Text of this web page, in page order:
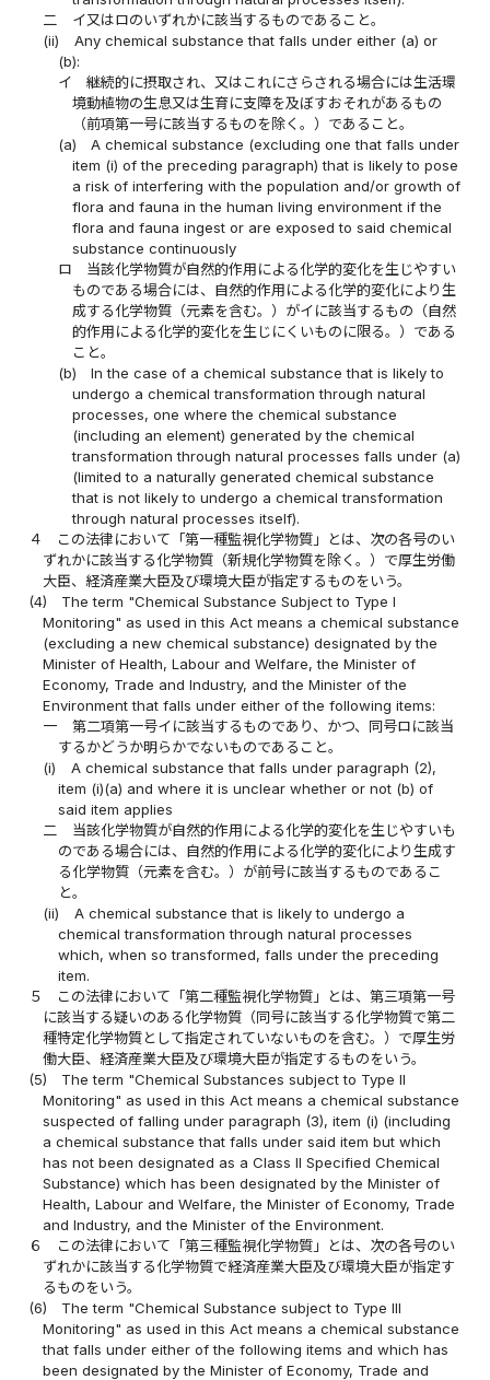
二
イ又はロのいずれかに該当するものであること。
(ii)
Any chemical substance that falls under either (a) or
(b):
イ
継続的に摂取され、又はこれにさらされる場合には生活環
境動植物の生息又は生育に支障を及ぼすおそれがあるもの
（前項第一号に該当するものを除く。）であること。
(a)
A chemical substance (excluding one that falls under
item (i) of the preceding paragraph) that is likely to pose
a risk of interfering with the population and/or growth of
flora and fauna in the human living environment if the
flora and fauna ingest or are exposed to said chemical
substance continuously
ロ
当該化学物質が自然的作用による化学的変化を生じやすい
ものである場合には、自然的作用による化学的変化により生
成する化学物質（元素を含む。）がイに該当するもの（自然
的作用による化学的変化を生じにくいものに限る。）である
こと。
(b)
In the case of a chemical substance that is likely to
undergo a chemical transformation through natural
processes, one where the chemical substance
(including an element) generated by the chemical
transformation through natural processes falls under (a)
(limited to a naturally generated chemical substance
that is not likely to undergo a chemical transformation
through natural processes itself).
４
この法律において「第一種監視化学物質」とは、次の各号のい
ずれかに該当する化学物質（新規化学物質を除く。）で厚生労働
大臣、経済産業大臣及び環境大臣が指定するものをいう。
(4)
The term "Chemical Substance Subject to Type I
Monitoring" as used in this Act means a chemical substance
(excluding a new chemical substance) designated by the
Minister of Health, Labour and Welfare, the Minister of
Economy, Trade and Industry, and the Minister of the
Environment that falls under either of the following items:
一
第二項第一号イに該当するものであり、かつ、同号ロに該当
するかどうか明らかでないものであること。
(i)
A chemical substance that falls under paragraph (2),
item (i)(a) and where it is unclear whether or not (b) of
said item applies
二
当該化学物質が自然的作用による化学的変化を生じやすいも
のである場合には、自然的作用による化学的変化により生成す
る化学物質（元素を含む。）が前号に該当するものであるこ
と。
(ii)
A chemical substance that is likely to undergo a
chemical transformation through natural processes
which, when so transformed, falls under the preceding
item.
５
この法律において「第二種監視化学物質」とは、第三項第一号
に該当する疑いのある化学物質（同号に該当する化学物質で第二
種特定化学物質として指定されていないものを含む。）で厚生労
働大臣、経済産業大臣及び環境大臣が指定するものをいう。
(5)
The term "Chemical Substances subject to Type II
Monitoring" as used in this Act means a chemical substance
suspected of falling under paragraph (3), item (i) (including
a chemical substance that falls under said item but which
has not been designated as a Class II Specified Chemical
Substance) which has been designated by the Minister of
Health, Labour and Welfare, the Minister of Economy, Trade
and Industry, and the Minister of the Environment.
６
この法律において「第三種監視化学物質」とは、次の各号のい
ずれかに該当する化学物質で経済産業大臣及び環境大臣が指定す
るものをいう。
(6)
The term "Chemical Substance subject to Type III
Monitoring" as used in this Act means a chemical substance
that falls under either of the following items and which has
been designated by the Minister of Economy, Trade and